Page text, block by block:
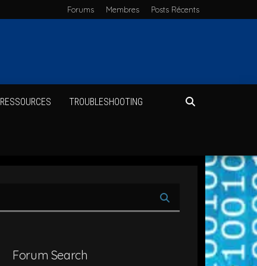
Forums Membres Posts Récents
RES­SOURCES TROU­BLE­SHOO­TING
Forum Search